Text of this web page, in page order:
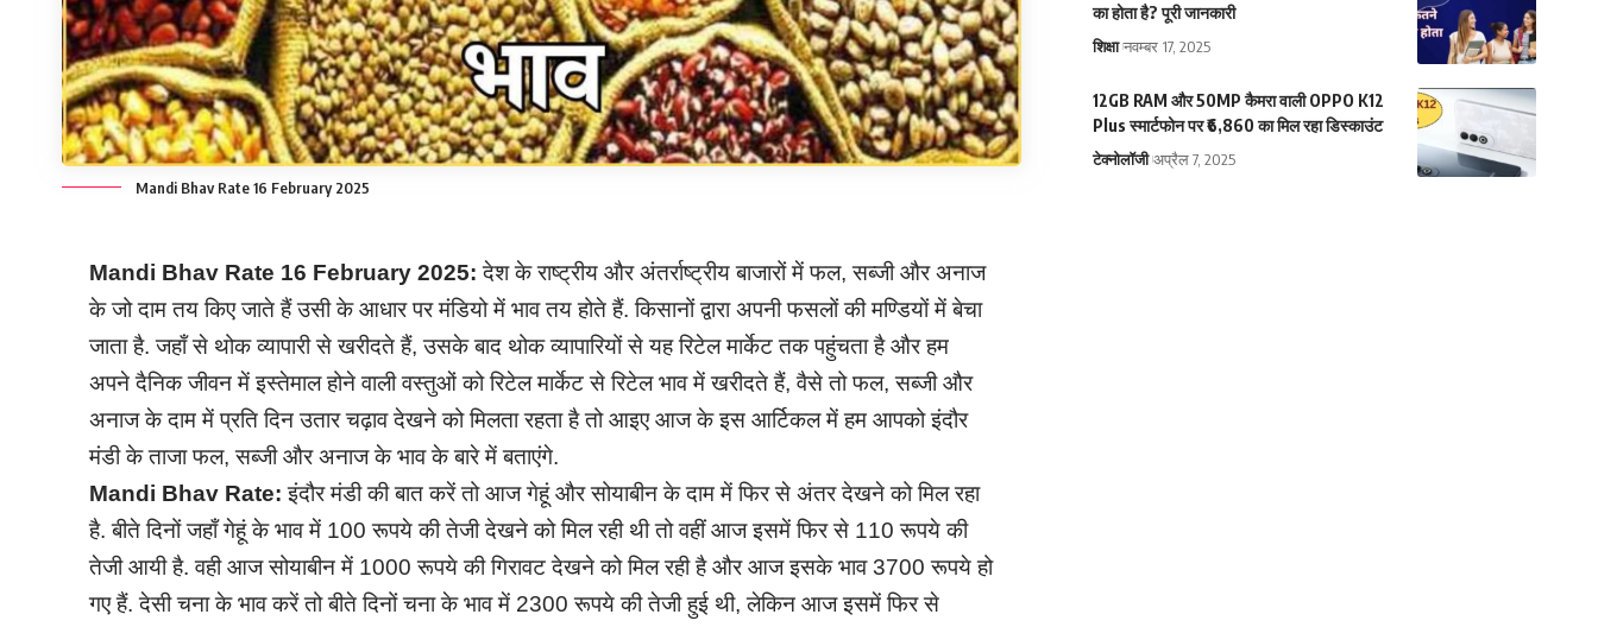
Mandi Bhav Rate 16 February 2025
Mandi Bhav Rate 16 February2025: देश के राष्ट्रीय और अंतर्राष्ट्रीय बाजारों में फल, सब्जी और अनाज
के जो दाम तय किए जाते हैं उसी के आधार पर मंडियो में भाव तय होते हैं. किसानों द्वारा अपनी फसलों की मण्डियों में बेचा
जाता है. जहाँ से थोक व्यापारी से खरीदते हैं, उसके बाद थोक व्यापारियों से यह रिटेल मार्केट तक पहुंचता है और हम
अपने दैनिक जीवन में इस्तेमाल होने वाली वस्तुओं को रिटेल मार्केट से रिटेल भाव में खरीदते हैं, वैसे तो फल, सब्जी और
अनाज के दाम में प्रति दिन उतार चढ़ाव देखने को मिलता रहता है तो आइए आज के इस आर्टिकल में हम आपको इंदौर
मंडी के ताजा फल, सब्जी और अनाज के भाव के बारे में बताएंगे.
Mandi Bhav Rate: इंदौर मंडी की बात करें तो आज गेहूं और सोयाबीन के दाम में फिर से अंतर देखने को मिल रहा
है. बीते दिनों जहाँ गेहूं के भाव में 100 रूपये की तेजी देखने को मिल रही थी तो वहीं आज इसमें फिर से 110 रूपये की
तेजी आयी है. वही आज सोयाबीन में 1000 रूपये की गिरावट देखने को मिल रही है और आज इसके भाव 3700 रूपये हो
गए हैं. देसी चना के भाव करें तो बीते दिनों चना के भाव में 2300 रूपये की तेजी हुई थी, लेकिन आज इसमें फिर से
का होता है? पूरी जानकारी
शिक्षा नवम्बर 17, 2025
12GB RAM और 50MP कैमरा वाली OPPO K12
Plus स्मार्टफोन पर ₹6,860 का मिल रहा डिस्काउंट
टेक्नोलॉजी अप्रैल 7, 2025